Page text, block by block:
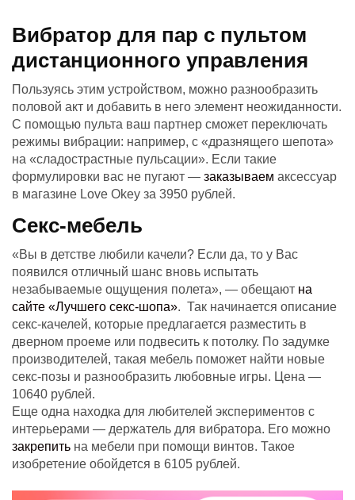
Вибратор для пар с пультом
дистанционного управления
Пользуясь этим устройством, можно разнообразить
половой акт и добавить в него элемент неожиданности.
С помощью пульта ваш партнер сможет переключать
режимы вибрации: например, с «дразнящего шепота»
на «сладострастные пульсации». Если такие
формулировки вас не пугают — заказываем аксессуар
в магазине Love Okey за 3950 рублей.
Секс-мебель
«Вы в детстве любили качели? Если да, то у Вас
появился отличный шанс вновь испытать
незабываемые ощущения полета», — обещают на
сайте «Лучшего секс-шопа». Так начинается описание
секс-качелей, которые предлагается разместить в
дверном проеме или подвесить к потолку. По задумке
производителей, такая мебель поможет найти новые
секс-позы и разнообразить любовные игры. Цена —
10640 рублей.
Еще одна находка для любителей экспериментов с
интерьерами — держатель для вибратора. Его можно
закрепить на мебели при помощи винтов. Такое
изобретение обойдется в 6105 рублей.